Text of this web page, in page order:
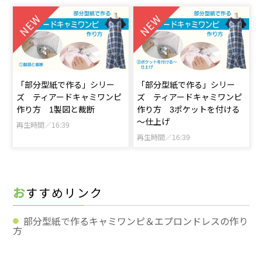
「部分型紙で作る」シリー
ズ ティアードキャミワンピ
作り方 1製図と裁断
再生時間／16:39
「部分型紙で作る」シリー
ズ ティアードキャミワンピ
作り方 3ポケットを付ける
～仕上げ
再生時間／16:39
おすすめリンク
部分型紙で作るキャミワンピ＆エプロンドレスの作り
方